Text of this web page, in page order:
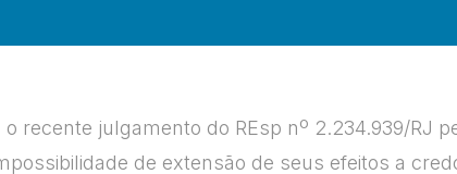
recente julgamento do REsp nº 2.234.939/RJ
de extensão de seus efeitos a